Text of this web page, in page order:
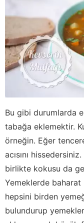
Bu gibi durumlarda
tabağa eklemektir.
örneğin. Eğer
acısını
birlikte kokusu da
Yemeklerde baharat
hepsini birden
bulundurup